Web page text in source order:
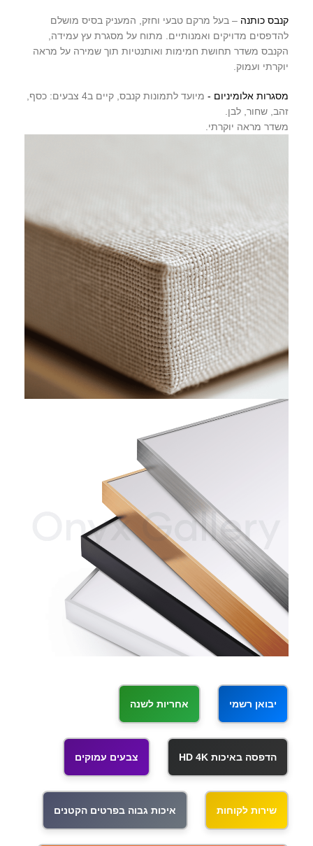
קנבס כותנה – בעל מרקם טבעי וחזק, המעניק בסיס מושלם
להדפסים מדויקים ואמנותיים. מתוח על מסגרת עץ עמידה,
הקנבס משדר תחושת חמימות ואותנטיות תוך שמירה על מראה
יוקרתי ועמוק.
מסגרות אלומיניום -
מיועד לתמונות קנבס, קיים ב4 צבעים: כסף,
זהב, שחור, לבן.
משדר מראה יוקרתי.
יבואן רשמי אחריות לשנה
הדפסה באיכות HD 4K צבעים עמוקים
שירות לקוחות איכות גבוה בפרטים הקטנים